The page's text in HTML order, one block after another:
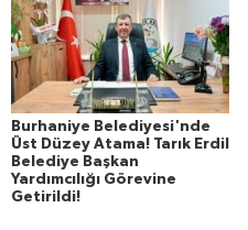
Burhaniye Belediyesi'nde
Üst Düzey Atama! Tarık Erdil
Belediye Başkan
Yardımcılığı Görevine
Getirildi!